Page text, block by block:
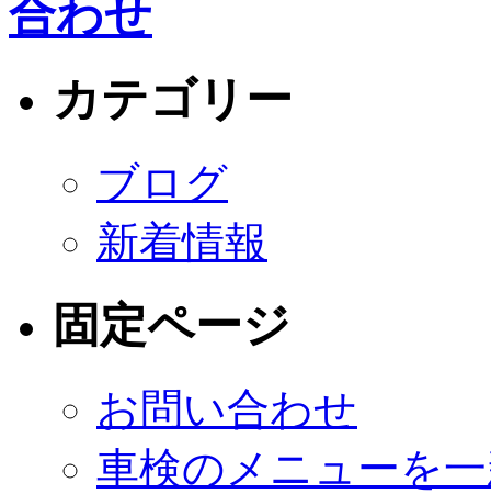
カテゴリー
ブログ
新着情報
固定ページ
お問い合わせ
車検のメニューを